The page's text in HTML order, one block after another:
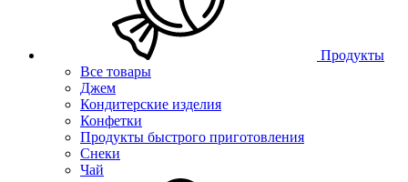
Продукты
Все товары
Джем
Кондитерские изделия
Конфетки
Продукты быстрого приготовления
Снеки
Чай